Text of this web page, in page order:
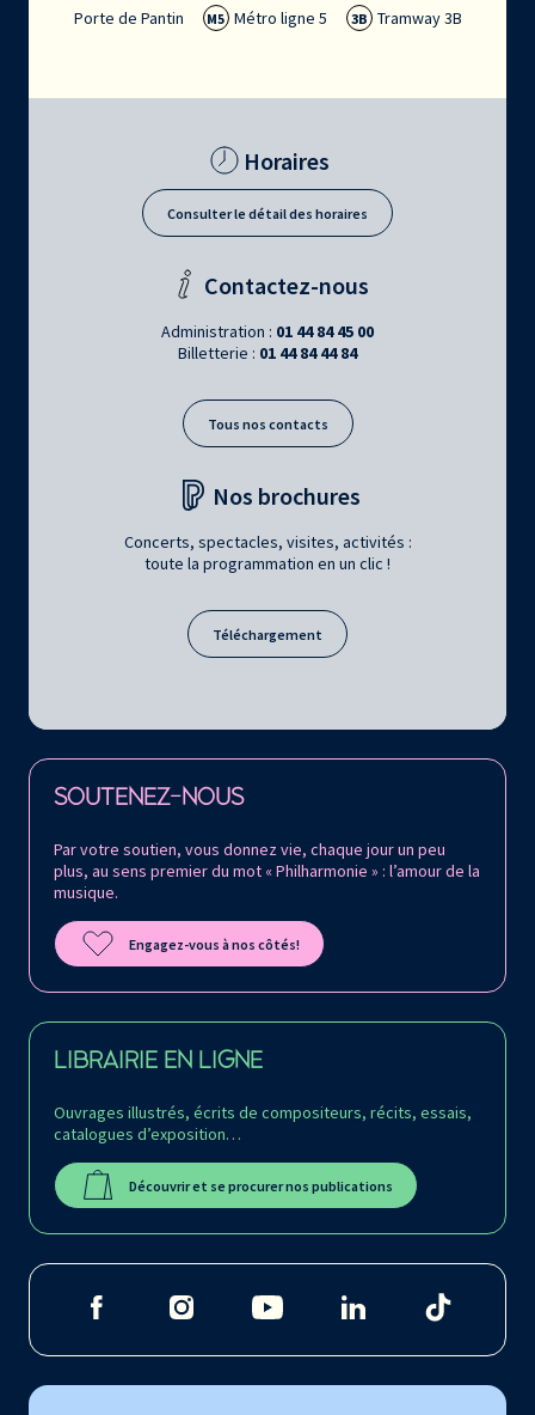
Porte de Pantin M5 Métro ligne 5 3B Tramway 3B
Horaires
Consulter le détail des horaires
Contactez-nous
Administration : 01 44 84 45 00
Billetterie : 01 44 84 44 84
Tous nos contacts
Nos brochures
Concerts, spectacles, visites, activités :
toute la programmation en un clic !
Téléchargement
SOUTENEZ-NOUS
Par votre soutien, vous donnez vie, chaque jour un peu
plus, au sens premier du mot « Philharmonie » : l’amour de la
musique.
Engagez-vous à nos côtés!
LIBRAIRIE EN LIGNE
Ouvrages illustrés, écrits de compositeurs, récits, essais,
catalogues d’exposition…
Découvrir et se procurer nos publications
Retrouvez la Philharmonie de Paris sur